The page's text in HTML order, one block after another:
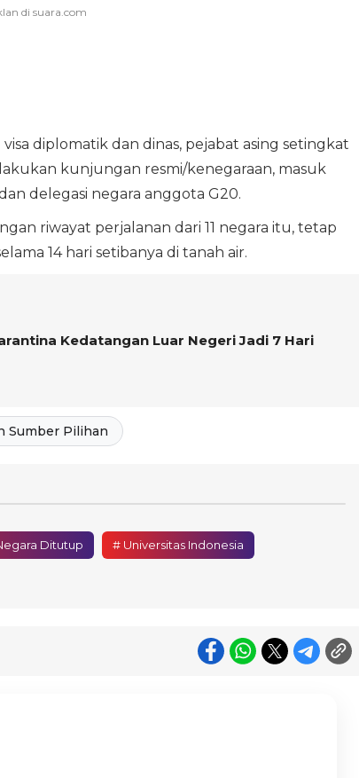
diplomatik dan dinas, pejabat asing setingkat
kunjungan resmi/kenegaraan, masuk
delegasi negara anggota G20.
riwayat perjalanan dari 11 negara itu, tetap
14 hari setibanya di tanah air.
Kedatangan Luar Negeri Jadi 7 Hari
Sumber Pilihan
Ditutup # Universitas Indonesia